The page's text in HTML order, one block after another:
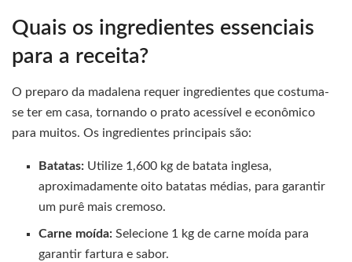
Quais os ingredientes essenciais
para a receita?
O preparo da madalena requer ingredientes que costuma-
se ter em casa, tornando o prato acessível e econômico
para muitos. Os ingredientes principais são:
Batatas: Utilize 1,600 kg de batata inglesa,
aproximadamente oito batatas médias, para garantir
um purê mais cremoso.
Carne moída: Selecione 1 kg de carne moída para
garantir fartura e sabor.